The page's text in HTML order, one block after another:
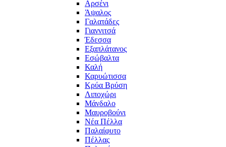
Αρσένι
Άψαλος
Γαλατάδες
Γιαννιτσά
Έδεσσα
Εξαπλάτανος
Εσώβαλτα
Καλή
Καρυώτισσα
Κρύα Βρύση
Λιποχώρι
Μάνδαλο
Μαυροβούνι
Νέα Πέλλα
Παλαίφυτο
Πέλλας